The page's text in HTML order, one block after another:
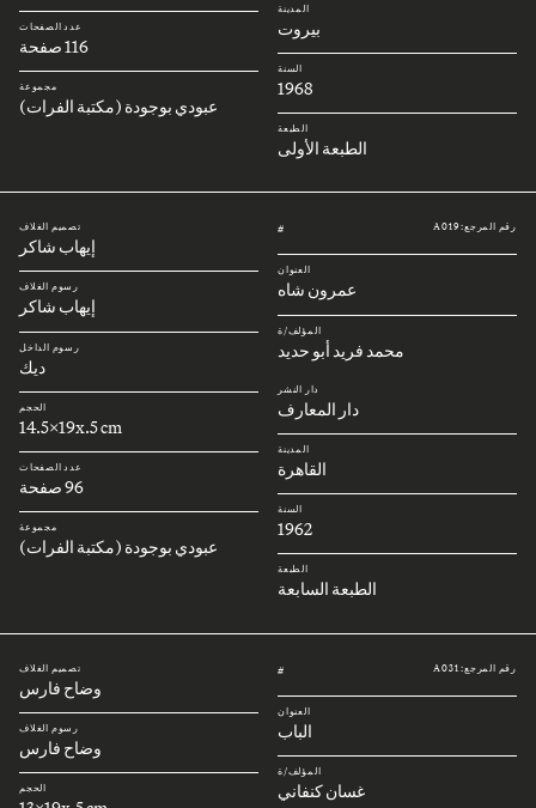
المدينة
بيروت
السنة
1968
الطبعة
الطبعة الأولى
عدد الصفحات
116 صفحة
مجموعة
عبودي بوجودة (مكتبة الفرات)
رقم المرجع: A019 #
العنوان
عمرون شاه
المؤلف/ة
محمد فريد أبو حديد
دار النشر
دار المعارف
المدينة
القاهرة
السنة
1962
الطبعة
الطبعة السابعة
تصميم الغلاف
إيهاب شاكر
رسوم الغلاف
إيهاب شاكر
رسوم الداخل
ديك
الحجم
14.5x19x.5 cm
عدد الصفحات
96 صفحة
مجموعة
عبودي بوجودة (مكتبة الفرات)
رقم المرجع: A031 #
العنوان
الباب
المؤلف/ة
غسان كنفاني
تصميم الغلاف
وضاح فارس
رسوم الغلاف
وضاح فارس
الحجم